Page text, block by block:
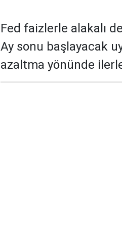
Fed faizlerle alakalı
Ay sonu başlayacak
azaltma yönünde